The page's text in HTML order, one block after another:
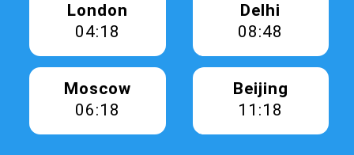
London
04:18
Delhi
08:48
Moscow
06:18
Beijing
11:18